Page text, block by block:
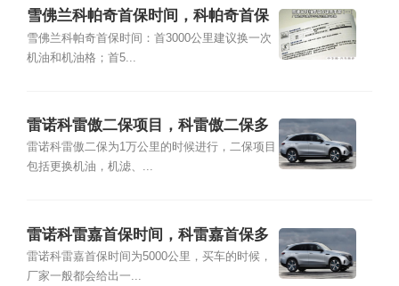
雪佛兰科帕奇首保时间，科帕奇首保
多少公里
雪佛兰科帕奇首保时间：首3000公里建议换一次
机油和机油格；首5...
雷诺科雷傲二保项目，科雷傲二保多
少公里
雷诺科雷傲二保为1万公里的时候进行，二保项目
包括更换机油，机滤、...
雷诺科雷嘉首保时间，科雷嘉首保多
少公里
雷诺科雷嘉首保时间为5000公里，买车的时候，
厂家一般都会给出一...